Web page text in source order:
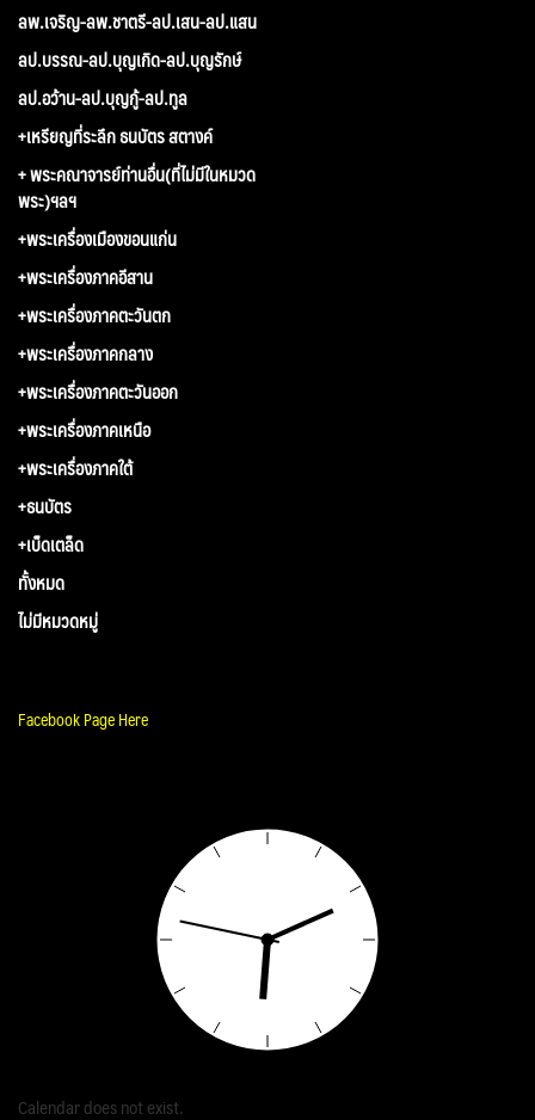
ลพ.เจริญ-ลพ.ชาตรี-ลป.เสน-ลป.แสน
ลป.บรรณ-ลป.บุญเกิด-ลป.บุญรักษ์
ลป.อว้าน-ลป.บุญกู้-ลป.ทูล
+เหรียญที่ระลึก ธนบัตร สตางค์
+ พระคณาจารย์ท่านอื่น(ที่ไม่มีในหมวด
พระ)ฯลฯ
+พระเครื่องเมืองขอนแก่น
+พระเครื่องภาคอีสาน
+พระเครื่องภาคตะวันตก
+พระเครื่องภาคกลาง
+พระเครื่องภาคตะวันออก
+พระเครื่องภาคเหนือ
+พระเครื่องภาคใต้
+ธนบัตร
+เบ็ดเตล็ด
ทั้งหมด
ไม่มีหมวดหมู่
Facebook Page Here
Calendar does not exist.